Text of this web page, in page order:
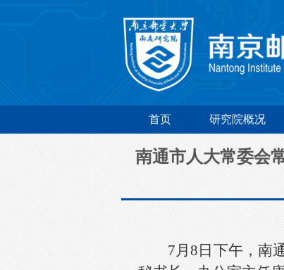
首页 研究院概况
南通市人大常委会
7月8日下午，南